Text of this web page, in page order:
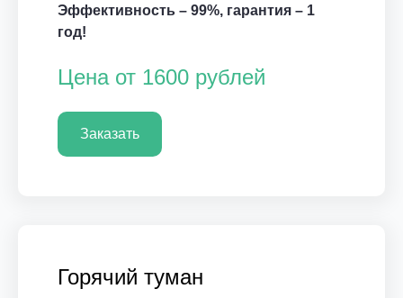
Эффективность – 99%, гарантия – 1
год!
Цена от 1600 рублей
Заказать
Горячий туман